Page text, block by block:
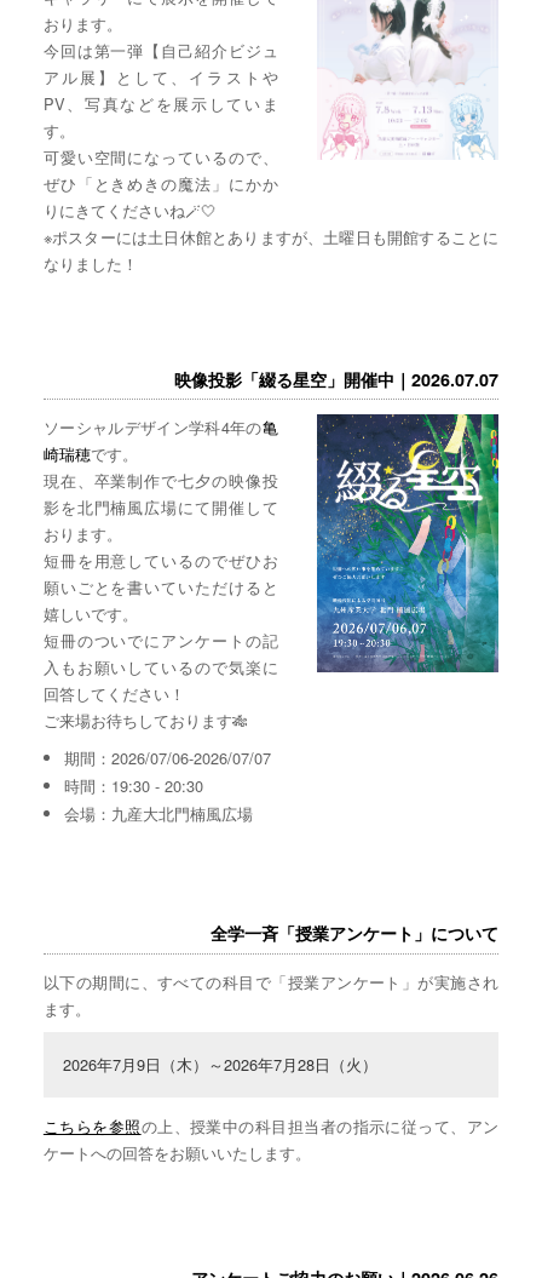
おります。
今回は第一弾【自己紹介ビジュ
アル展】として、イラストや
PV、写真などを展示していま
す。
可愛い空間になっているので、
ぜひ「ときめきの魔法」にかか
りにきてくださいね🪄🤍
※ポスターには土日休館とありますが、土曜日も開館することに
なりました！
映像投影「綴る星空」開催中｜2026.07.07
ソーシャルデザイン学科4年の亀
崎瑞穂です。
現在、卒業制作で七夕の映像投
影を北門楠風広場にて開催して
おります。
短冊を用意しているのでぜひお
願いごとを書いていただけると
嬉しいです。
短冊のついでにアンケートの記
入もお願いしているので気楽に
回答してください！
ご来場お待ちしております🎋
期間：2026/07/06-2026/07/07
時間：19:30 - 20:30
会場：九産大北門楠風広場
全学一斉「授業アンケート」について
以下の期間に、すべての科目で「授業アンケート」が実施され
ます。
2026年7月9日（木）～2026年7月28日（火）
こちらを参照の上、授業中の科目担当者の指示に従って、アン
ケートへの回答をお願いいたします。